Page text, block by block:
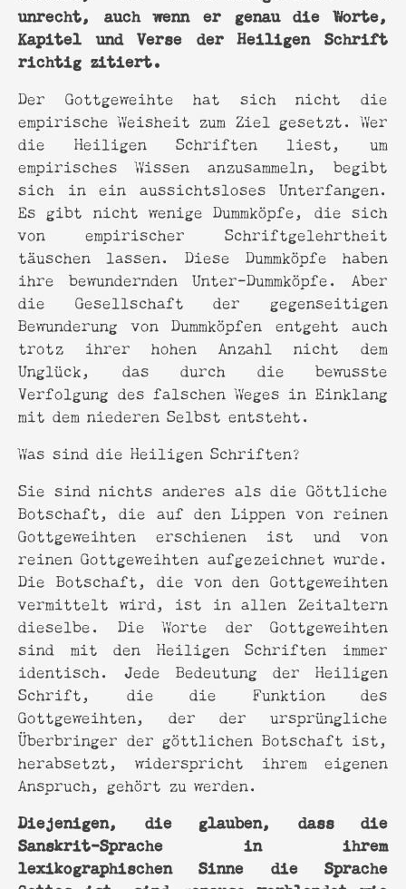
unrecht, auch wenn er genau die Worte,
Kapitel und Verse der Heiligen Schrift
richtig zitiert.
Der Gottgeweihte hat sich nicht die
empirische Weisheit zum Ziel gesetzt. Wer
die Heiligen Schriften liest, um
empirisches Wissen anzusammeln, begibt
sich in ein aussichtsloses Unterfangen.
Es gibt nicht wenige Dummköpfe, die sich
von empirischer Schriftgelehrtheit
täuschen lassen. Diese Dummköpfe haben
ihre bewundernden Unter-Dummköpfe. Aber
die Gesellschaft der gegenseitigen
Bewunderung von Dummköpfen entgeht auch
trotz ihrer hohen Anzahl nicht dem
Unglück, das durch die bewusste
Verfolgung des falschen Weges in Einklang
mit dem niederen Selbst entsteht.
Was sind die Heiligen Schriften?
Sie sind nichts anderes als die Göttliche
Botschaft, die auf den Lippen von reinen
Gottgeweihten erschienen ist und von
reinen Gottgeweihten aufgezeichnet wurde.
Die Botschaft, die von den Gottgeweihten
vermittelt wird, ist in allen Zeitaltern
dieselbe. Die Worte der Gottgeweihten
sind mit den Heiligen Schriften immer
identisch. Jede Bedeutung der Heiligen
Schrift, die die Funktion des
Gottgeweihten, der der ursprüngliche
Überbringer der göttlichen Botschaft ist,
herabsetzt, widerspricht ihrem eigenen
Anspruch, gehört zu werden.
Diejenigen, die glauben, dass die
Sanskrit-Sprache in ihrem
lexikographischen Sinne die Sprache